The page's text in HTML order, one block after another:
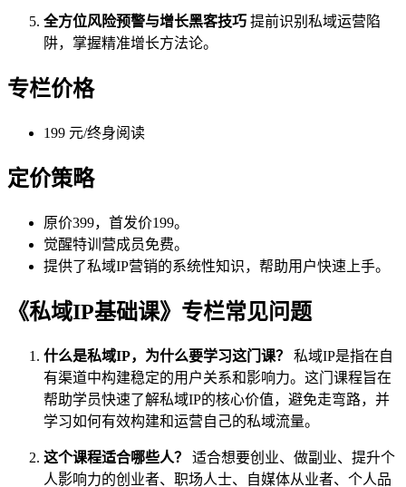
全方位风险预警与增长黑客技巧 提前识别私域运营陷
阱，掌握精准增长方法论。
专栏价格
199 元/终身阅读
定价策略
原价399，首发价199。
觉醒特训营成员免费。
提供了私域IP营销的系统性知识，帮助用户快速上手。
《私域IP基础课》专栏常见问题
什么是私域IP，为什么要学习这门课？
私域IP是指在自
有渠道中构建稳定的用户关系和影响力。这门课程旨在
帮助学员快速了解私域IP的核心价值，避免走弯路，并
学习如何有效构建和运营自己的私域流量。
这个课程适合哪些人？
适合想要创业、做副业、提升个
人影响力的创业者、职场人士、自媒体从业者、个人品